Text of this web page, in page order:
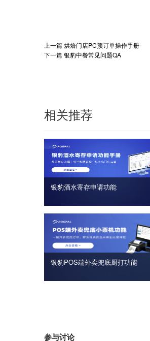
上一篇烘焙门店PC预订单操作手册
下一篇银豹中餐常见问题QA
相关推荐
银豹酒水寄存申请功能
银豹POS端外卖兜底厨打功能
参与讨论